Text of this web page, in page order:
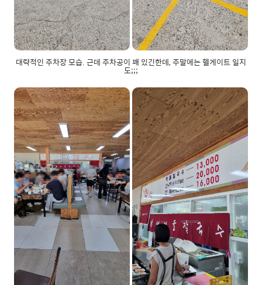
대략적인 주차장 모습. 근데 주차공이 꽤 있긴한데, 주말에는 헬게이트 일지
도;;;